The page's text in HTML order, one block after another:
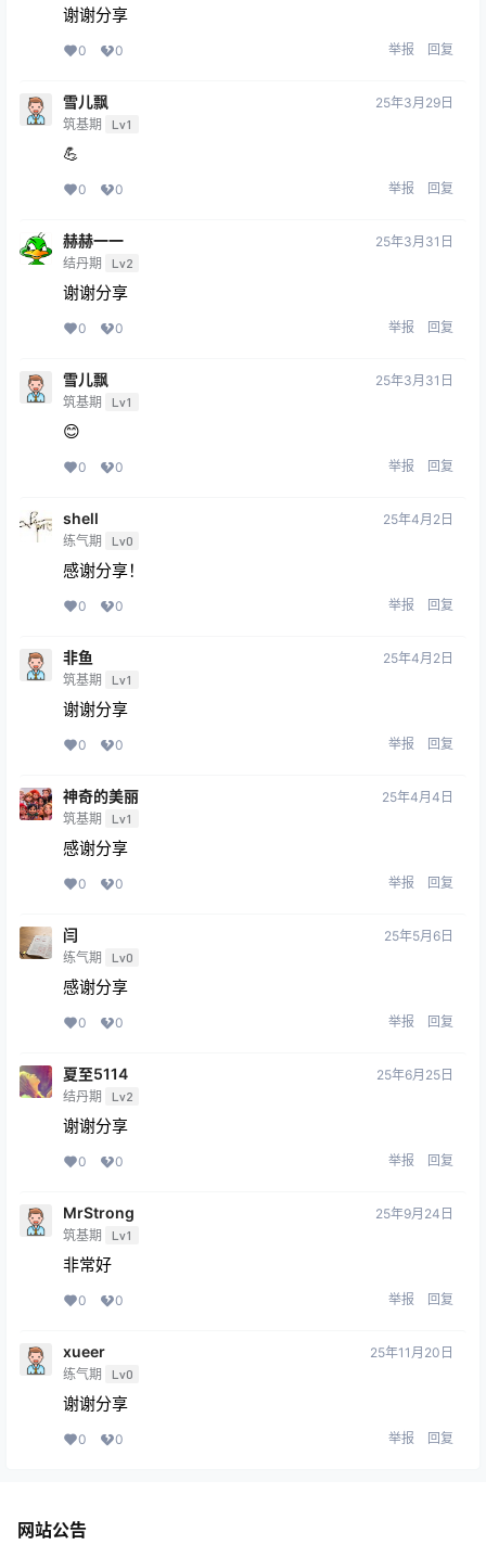
谢谢分享
0 0 举报 回复
雪儿飘
筑基期 Lv1
25年3月29日
💪
0 0 举报 回复
赫赫一一
结丹期 Lv2
25年3月31日
谢谢分享
0 0 举报 回复
雪儿飘
筑基期 Lv1
25年3月31日
😊
0 0 举报 回复
shell
练气期 Lv0
25年4月2日
感谢分享！
0 0 举报 回复
非鱼
筑基期 Lv1
25年4月2日
谢谢分享
0 0 举报 回复
神奇的美丽
筑基期 Lv1
25年4月4日
感谢分享
0 0 举报 回复
闫
练气期 Lv0
25年5月6日
感谢分享
0 0 举报 回复
夏至5114
结丹期 Lv2
25年6月25日
谢谢分享
0 0 举报 回复
MrStrong
筑基期 Lv1
25年9月24日
非常好
0 0 举报 回复
xueer
练气期 Lv0
25年11月20日
谢谢分享
0 0 举报 回复
网站公告